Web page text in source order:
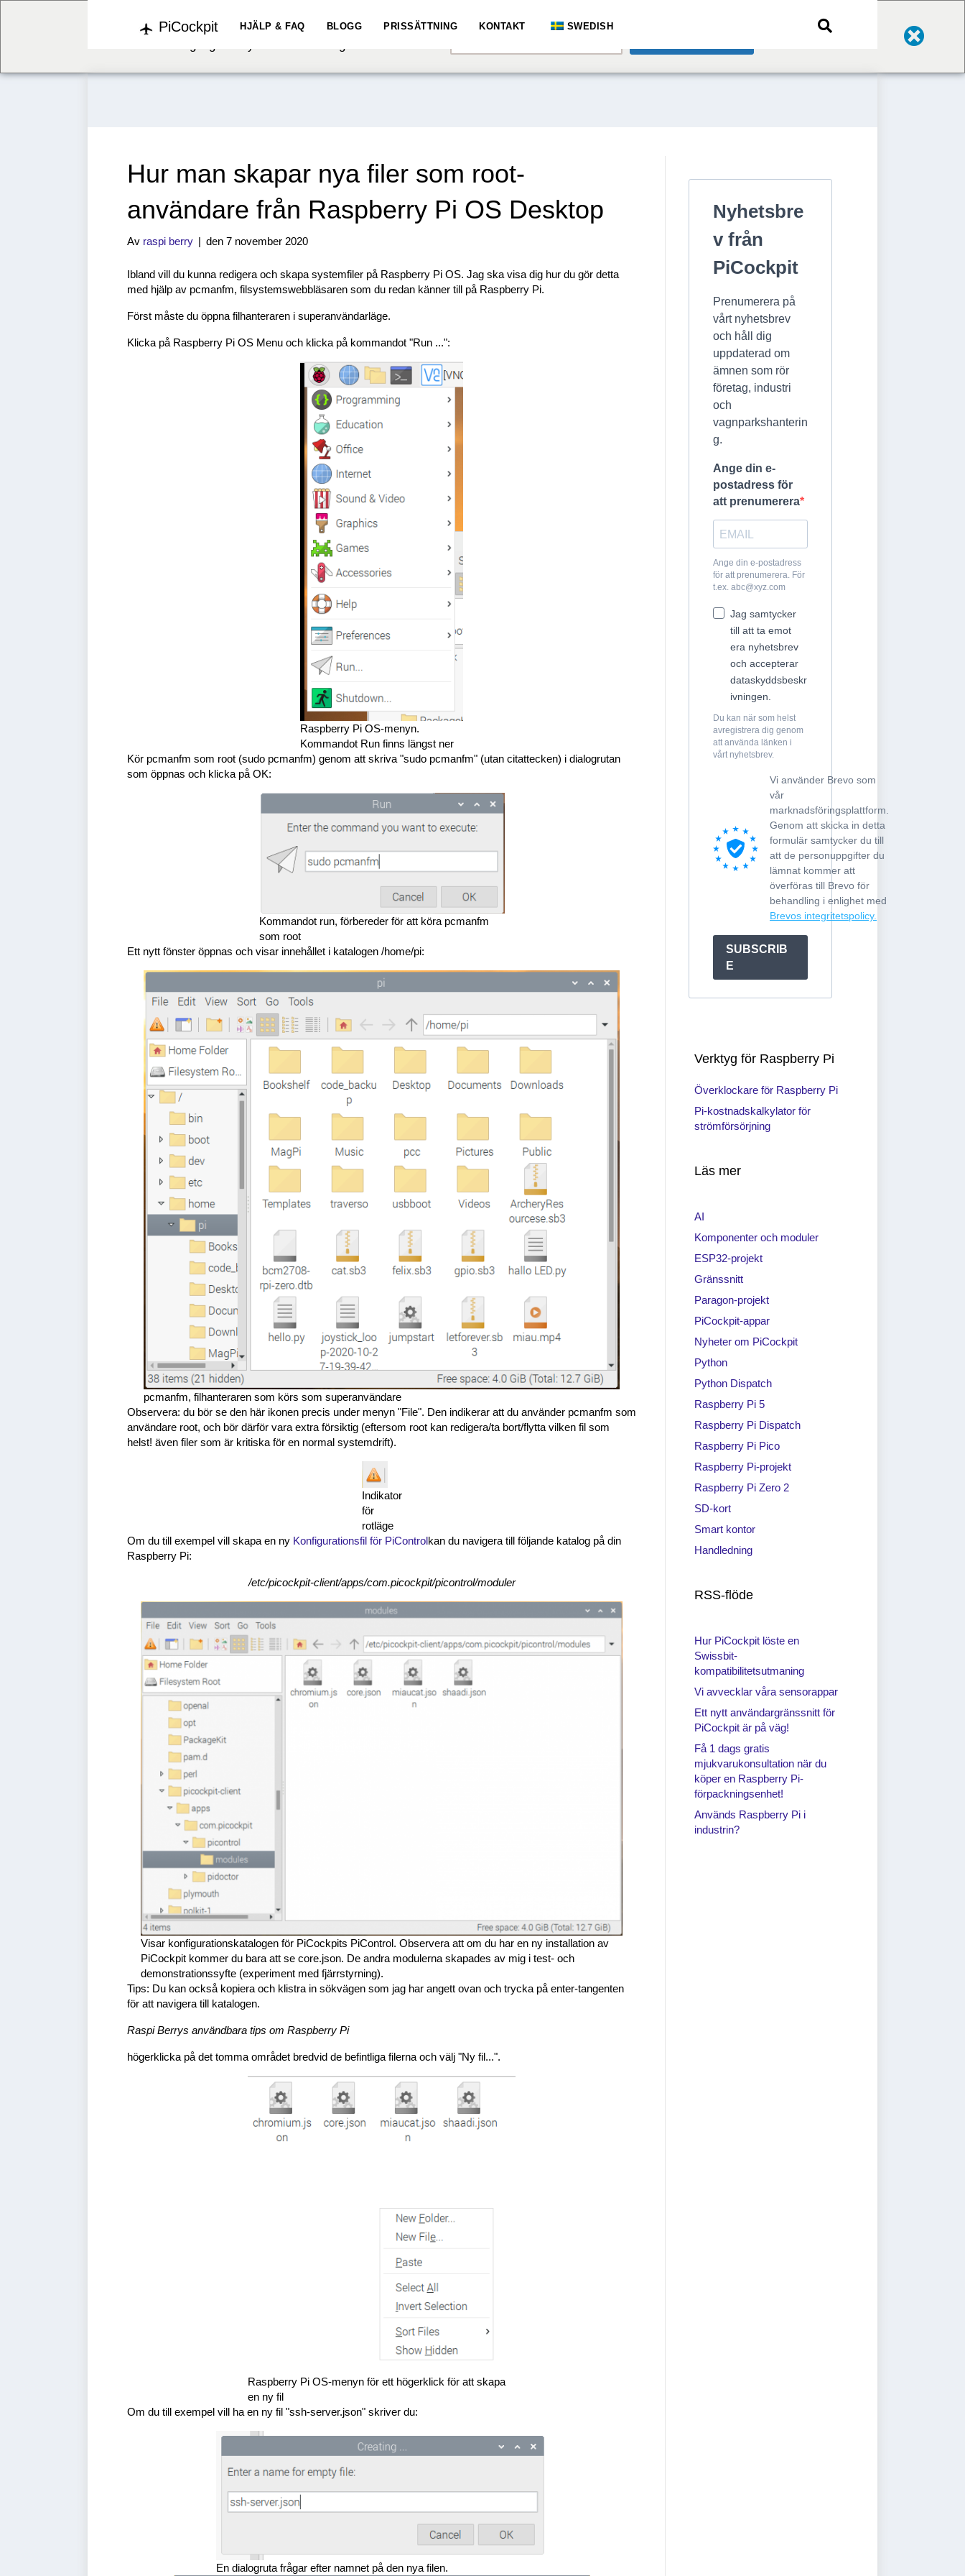
We've detected you might be speaking a different
English
PiCockpit HJÄLP & FAQ BLOGG PRISSÄTTNING KONTAKT SWEDISH
Hur man skapar nya filer som root-
användare från Raspberry Pi OS Desktop
Av raspi berry | den 7 november 2020
Ibland vill du kunna redigera och skapa systemfiler på Raspberry Pi OS. Jag ska visa dig hur du gör detta
med hjälp av pcmanfm, filsystemswebbläsaren som du redan känner till på Raspberry Pi.
Först måste du öppna filhanteraren i superanvändarläge.
Klicka på Raspberry Pi OS Menu och klicka på kommandot "Run ...":
Raspberry Pi OS-menyn.
Kommandot Run finns längst ner
Kör pcmanfm som root (sudo pcmanfm) genom att skriva "sudo pcmanfm" (utan citattecken) i dialogrutan
som öppnas och klicka på OK:
Kommandot run, förbereder för att köra pcmanfm
som root
Ett nytt fönster öppnas och visar innehållet i katalogen /home/pi:
pcmanfm, filhanteraren som körs som superanvändare
Observera: du bör se den här ikonen precis under menyn "File". Den indikerar att du använder pcmanfm som
användare root, och bör därför vara extra försiktig (eftersom root kan redigera/ta bort/flytta vilken fil som
helst! även filer som är kritiska för en normal systemdrift).
Indikator
för
rotläge
Om du till exempel vill skapa en ny Konfigurationsfil för PiControlkan du navigera till följande katalog på din
Raspberry Pi:
/etc/picockpit-client/apps/com.picockpit/picontrol/moduler
Visar konfigurationskatalogen för PiCockpits PiControl. Observera att om du har en ny installation av
PiCockpit kommer du bara att se core.json. De andra modulerna skapades av mig i test- och
demonstrationssyfte (experiment med fjärrstyrning).
Tips: Du kan också kopiera och klistra in sökvägen som jag har angett ovan och trycka på enter-tangenten
för att navigera till katalogen.
Raspi Berrys användbara tips om Raspberry Pi
högerklicka på det tomma området bredvid de befintliga filerna och välj "Ny fil...".
Raspberry Pi OS-menyn för ett högerklick för att skapa
en ny fil
Om du till exempel vill ha en ny fil "ssh-server.json" skriver du:
En dialogruta frågar efter namnet på den nya filen.
Nyhetsbre
v från
PiCockpit
Prenumerera på
vårt nyhetsbrev
och håll dig
uppdaterad om
ämnen som rör
företag, industri
och
vagnparkshanterin
g.
Ange din e-
postadress för
att prenumerera
Ange din e-postadress
för att prenumerera. För
t.ex. abc@xyz.com
Jag samtycker
till att ta emot
era nyhetsbrev
och accepterar
dataskyddsbeskr
ivningen.
Du kan när som helst
avregistrera dig genom
att använda länken i
vårt nyhetsbrev.
Vi använder Brevo som
vår
marknadsföringsplattform.
Genom att skicka in detta
formulär samtycker du till
att de personuppgifter du
lämnat kommer att
överföras till Brevo för
behandling i enlighet med
Brevos integritetspolicy.
SUBSCRIB
E
Verktyg för Raspberry Pi
Överklockare för Raspberry Pi
Pi-kostnadskalkylator för
strömförsörjning
Läs mer
AI
Komponenter och moduler
ESP32-projekt
Gränssnitt
Paragon-projekt
PiCockpit-appar
Nyheter om PiCockpit
Python
Python Dispatch
Raspberry Pi 5
Raspberry Pi Dispatch
Raspberry Pi Pico
Raspberry Pi-projekt
Raspberry Pi Zero 2
SD-kort
Smart kontor
Handledning
RSS-flöde
Hur PiCockpit löste en
Swissbit-
kompatibilitetsutmaning
Vi avvecklar våra sensorappar
Ett nytt användargränssnitt för
PiCockpit är på väg!
Få 1 dags gratis
mjukvarukonsultation när du
köper en Raspberry Pi-
förpackningsenhet!
Används Raspberry Pi i
industrin?